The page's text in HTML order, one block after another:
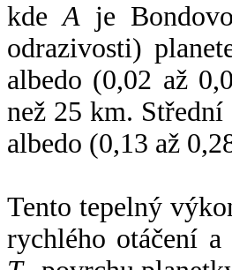
kdeA je
odrazivosti)
albedo (0,02 až
než 25 km.
albedo (0,13 až
Tento tepelný
rychlého otáčení